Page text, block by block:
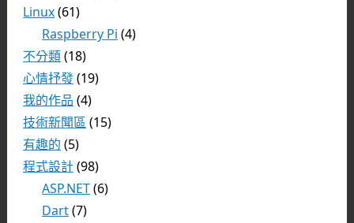
Linux(61)
Raspberry Pi (4)
不分類(18)
心情抒發(19)
我的作品 (4)
技術新聞區 (15)
有趣的 (5)
程式設計(98)
ASP.NET(6)
Dart(7)